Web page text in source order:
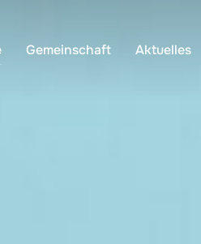
Gemeinschaft Aktuelles